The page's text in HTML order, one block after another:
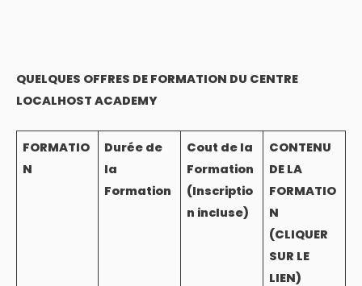
QUELQUES OFFRES DE FORMATION DU CENTRE
LOCALHOST ACADEMY
FORMATIO
N
Durée de
la
Formation
Cout de la
Formation
(Inscriptio
n incluse)
CONTENU
DE LA
FORMATIO
N
(CLIQUER
SUR LE
LIEN)